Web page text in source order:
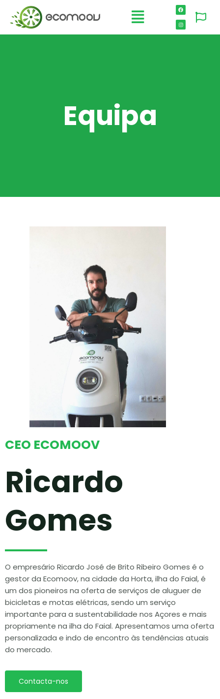
Equipa
CEO ECOMOOV
Ricardo
Gomes
O empresário Ricardo José de Brito Ribeiro Gomes é o
gestor da Ecomoov, na cidade da Horta, ilha do Faial, é
um dos pioneiros na oferta de serviços de aluguer de
bicicletas e motas elétricas, sendo um serviço
importante para a sustentabilidade nos Açores e mais
propriamente na ilha do Faial. Apresentamos uma oferta
personalizada e indo de encontro às tendências atuais
do mercado.
Contacta-nos